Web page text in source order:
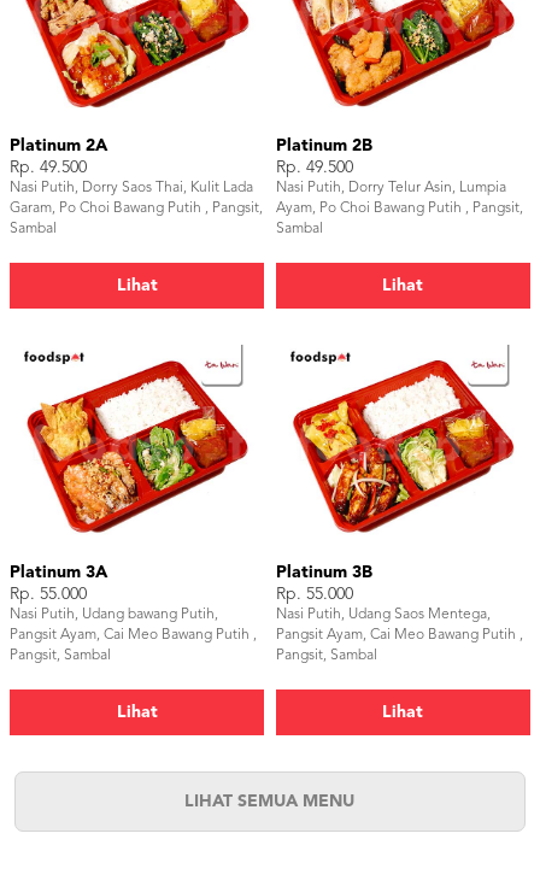
Platinum 2A
Rp. 49.500
Nasi Putih, Dorry Saos Thai, Kulit Lada
Garam, Po Choi Bawang Putih , Pangsit,
Sambal
Lihat
Platinum 2B
Rp. 49.500
Nasi Putih, Dorry Telur Asin, Lumpia
Ayam, Po Choi Bawang Putih , Pangsit,
Sambal
Lihat
Platinum 3A
Rp. 55.000
Nasi Putih, Udang bawang Putih,
Pangsit Ayam, Cai Meo Bawang Putih ,
Pangsit, Sambal
Lihat
Platinum 3B
Rp. 55.000
Nasi Putih, Udang Saos Mentega,
Pangsit Ayam, Cai Meo Bawang Putih ,
Pangsit, Sambal
Lihat
LIHAT SEMUA MENU